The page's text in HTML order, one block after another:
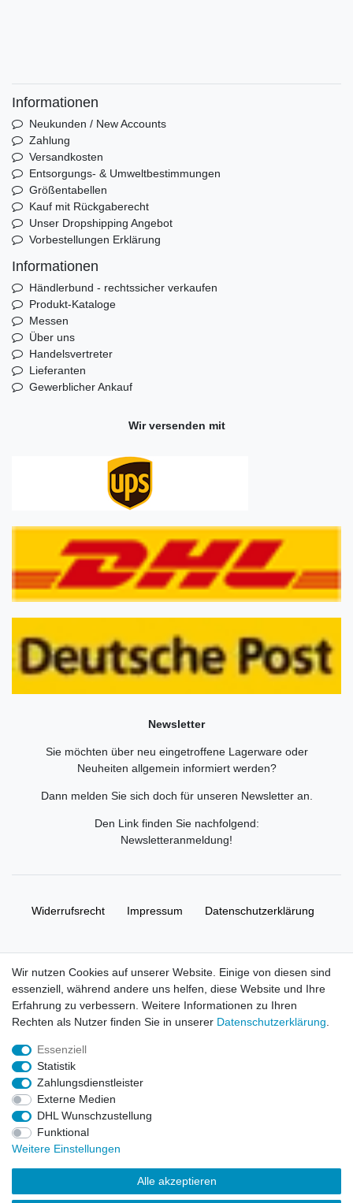
Informationen
Neukunden / New Accounts
Zahlung
Versandkosten
Entsorgungs- & Umweltbestimmungen
Größentabellen
Kauf mit Rückgaberecht
Unser Dropshipping Angebot
Vorbestellungen Erklärung
Informationen
Händlerbund - rechtssicher verkaufen
Produkt-Kataloge
Messen
Über uns
Handelsvertreter
Lieferanten
Gewerblicher Ankauf
Wir versenden mit
Newsletter
Sie möchten über neu eingetroffene Lagerware oder
Neuheiten allgemein informiert werden?
Dann melden Sie sich doch für unseren Newsletter an.
Den Link finden Sie nachfolgend:
Newsletteranmeldung!
Widerrufs­recht Impressum Daten­schutz­erklärung
© Copyright 2026 | Alle Rechte vorbehalten. HL-
Handelsgesellschaft mbH.
Alle Markennamen, Warenzeichen sowie sämtliche Produktbilder
und Beschreibungen sind Eigentum Ihrer rechtmäßigen
Eigentümer und dienen hier nur der Beschreibung.
Preise nur für registrierte Händler, ansonsten zeigt der Shop 0,00
€
LEGO, das LEGO Logo, die Minifigur, DUPLO, LEGENDS OF
CHIMA, NINJAGO, BIONICLE, MINDSTORMS und MIXELS sind
Wir nutzen Cookies auf unserer Website. Einige von diesen sind
essenziell, während andere uns helfen, diese Website und Ihre
Erfahrung zu verbessern. Weitere Informationen zu Ihren
Rechten als Nutzer finden Sie in unserer Daten­schutz­erklärung
Essenziell
Statistik
Zahlungsdienstleister
Externe Medien
DHL Wunschzustellung
Funktional
Weitere Einstellungen
Alle akzeptieren